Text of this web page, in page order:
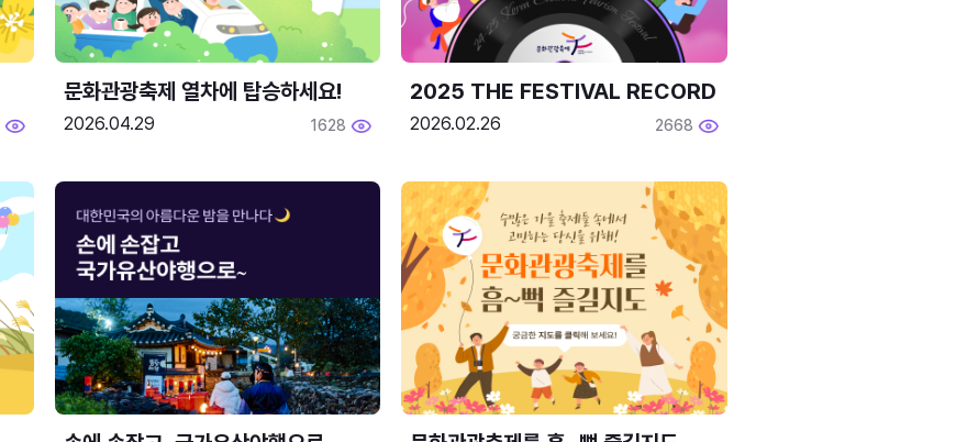
문화관광축제 열차에 탑승하세요!
2026.04.29 1628
2025 THE FESTIVAL RECORD
2026.02.26 2668